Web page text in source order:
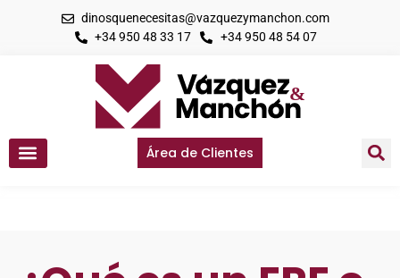
dinosquenecesitas@vazquezymanchon.com
+34 950 48 33 17
+34 950 48 54 07
Área de Clientes